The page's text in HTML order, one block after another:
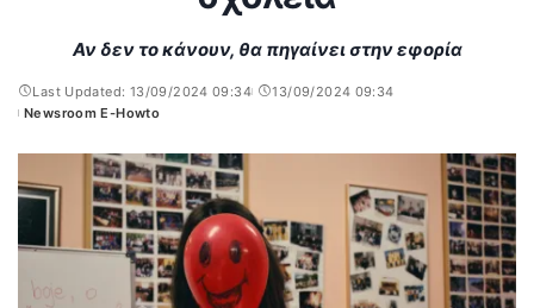
Αν δεν το κάνουν, θα πηγαίνει στην εφορία
Last Updated: 13/09/2024 09:34
13/09/2024 09:34
Posted
Newsroom E-Howto